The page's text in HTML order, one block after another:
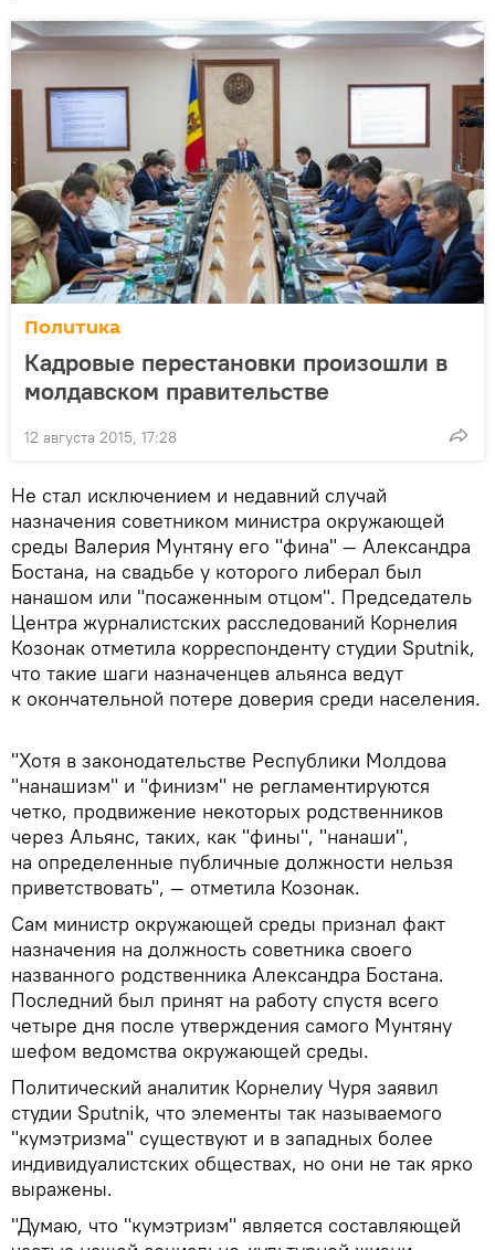
Политика
Кадровые перестановки произошли в
молдавском правительстве
12 августа 2015, 17:28
Не стал исключением и недавний случай
назначения советником министра окружающей
среды Валерия Мунтяну его "фина" — Александра
Бостана, на свадьбе у которого либерал был
нанашом или "посаженным отцом". Председатель
Центра журналистских расследований Корнелия
Козонак отметила корреспонденту студии Sputnik,
что такие шаги назначенцев альянса ведут
к окончательной потере доверия среди населения.
"Хотя в законодательстве Республики Молдова
"нанашизм" и "финизм" не регламентируются
четко, продвижение некоторых родственников
через Альянс, таких, как "фины", "нанаши",
на определенные публичные должности нельзя
приветствовать", — отметила Козонак.
Сам министр окружающей среды признал факт
назначения на должность советника своего
названного родственника Александра Бостана.
Последний был принят на работу спустя всего
четыре дня после утверждения самого Мунтяну
шефом ведомства окружающей среды.
Политический аналитик Корнелиу Чуря заявил
студии Sputnik, что элементы так называемого
"кумэтризма" существуют и в западных более
индивидуалистских обществах, но они не так ярко
выражены.
"Думаю, что "кумэтризм" является составляющей